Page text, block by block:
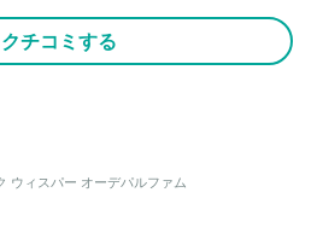
クチコミする
ウィスパー オーデパルファム